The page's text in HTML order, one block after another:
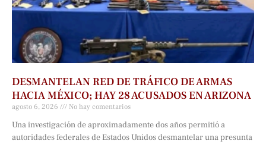
DESMANTELAN RED DE TRÁFICO DE ARMAS
HACIA MÉXICO; HAY 28 ACUSADOS EN ARIZONA
agosto 6, 2026 No hay comentarios
Una investigación de aproximadamente dos años permitió a
autoridades federales de Estados Unidos desmantelar una presunta